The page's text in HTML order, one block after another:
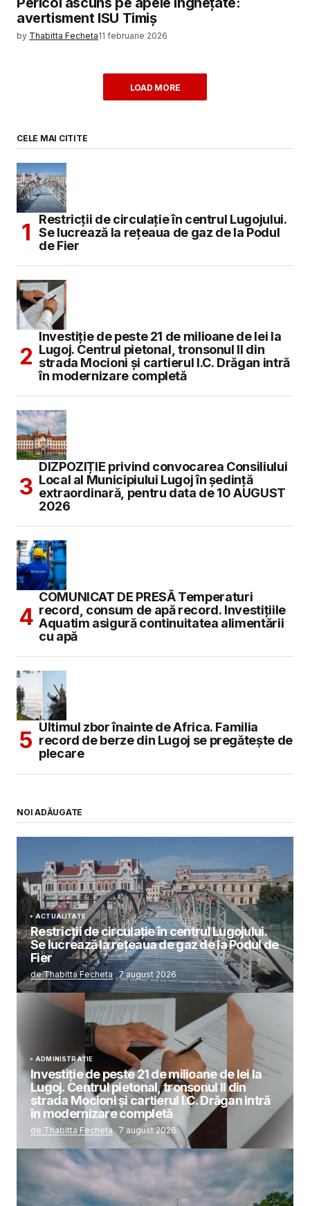
avertisment ISU Timiș
by Thabitta Fecheta11 februarie 2026
LOAD MORE
CELE MAI CITITE
Restricții de circulație în centrul Lugojului.
Se lucrează la rețeaua de gaz de la Podul
de Fier
Investiție de peste 21 de milioane de lei la
Lugoj. Centrul pietonal, tronsonul II din
strada Mocioni și cartierul I.C. Drăgan intră
în modernizare completă
DIZPOZIȚIE privind convocarea Consiliului
Local al Municipiului Lugoj în şedinţă
extraordinară, pentru data de 10 AUGUST
2026
COMUNICAT DE PRESĂ Temperaturi
record, consum de apă record. Investițiile
Aquatim asigură continuitatea alimentării
cu apă
Ultimul zbor înainte de Africa. Familia
record de berze din Lugoj se pregătește de
plecare
NOI ADĂUGATE
ACTUALITATE
Restricții de circulație în centrul Lugojului.
Se lucrează la rețeaua de gaz de la Podul de
Fier
de Thabitta Fecheta 7 august 2026
ADMINISTRAȚIE
Investiție de peste 21 de milioane de lei la
Lugoj. Centrul pietonal, tronsonul II din
strada Mocioni și cartierul I.C. Drăgan intră
în modernizare completă
de Thabitta Fecheta 7 august 2026